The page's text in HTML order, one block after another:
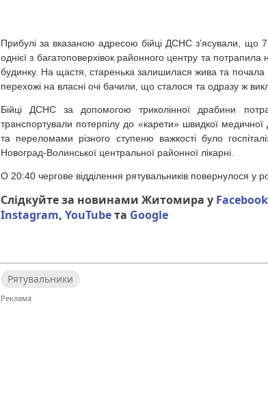
Прибулі за вказаною адресою бійці ДСНС з’ясували, що
однієї з багатоповерхівок районного центру та
будинку. На щастя, старенька залишилася жива та почала
перехожі на власні очі бачили, що сталося та одразу ж
Бійці ДСНС за допомогою триколінної драбини
транспортували потерпілу до «карети» швидкої
та переломами різного ступеню важкості було
Новоград-Волинської центральної районної лікарні.
О 20:40 чергове відділення рятувальників повернулося у
Слідкуйте за новинами Житомира у Facebook
Instagram,YouTubeта Google
Рятувальники